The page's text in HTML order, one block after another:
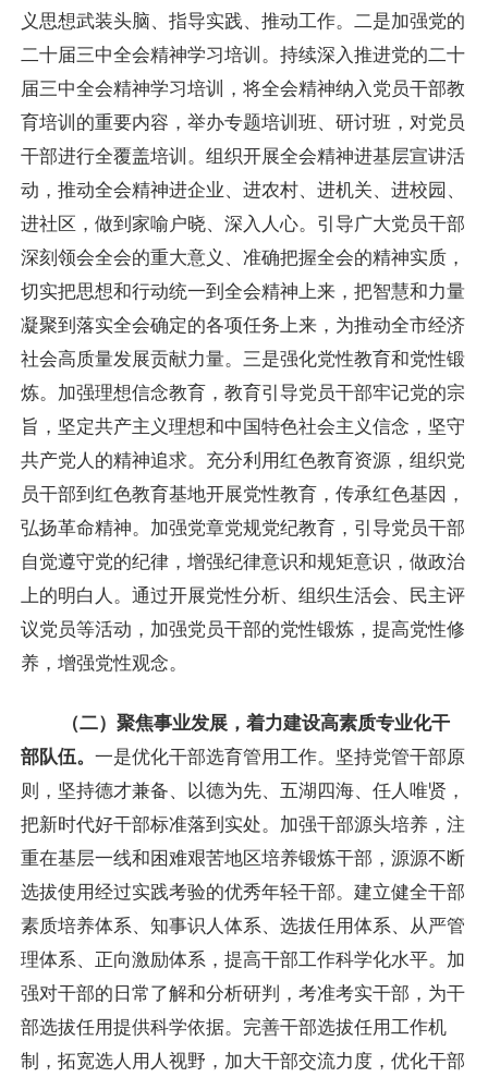
义思想武装头脑、指导实践、推动工作。二是加强党的
二十届三中全会精神学习培训。持续深入推进党的二十
届三中全会精神学习培训，将全会精神纳入党员干部教
育培训的重要内容，举办专题培训班、研讨班，对党员
干部进行全覆盖培训。组织开展全会精神进基层宣讲活
动，推动全会精神进企业、进农村、进机关、进校园、
进社区，做到家喻户晓、深入人心。引导广大党员干部
深刻领会全会的重大意义、准确把握全会的精神实质，
切实把思想和行动统一到全会精神上来，把智慧和力量
凝聚到落实全会确定的各项任务上来，为推动全市经济
社会高质量发展贡献力量。三是强化党性教育和党性锻
炼。加强理想信念教育，教育引导党员干部牢记党的宗
旨，坚定共产主义理想和中国特色社会主义信念，坚守
共产党人的精神追求。充分利用红色教育资源，组织党
员干部到红色教育基地开展党性教育，传承红色基因，
弘扬革命精神。加强党章党规党纪教育，引导党员干部
自觉遵守党的纪律，增强纪律意识和规矩意识，做政治
上的明白人。通过开展党性分析、组织生活会、民主评
议党员等活动，加强党员干部的党性锻炼，提高党性修
养，增强党性观念。
（二）聚焦事业发展，着力建设高素质专业化干
部队伍。 一是优化干部选育管用工作。坚持党管干部原
则，坚持德才兼备、以德为先、五湖四海、任人唯贤，
把新时代好干部标准落到实处。加强干部源头培养，注
重在基层一线和困难艰苦地区培养锻炼干部，源源不断
选拔使用经过实践考验的优秀年轻干部。建立健全干部
素质培养体系、知事识人体系、选拔任用体系、从严管
理体系、正向激励体系，提高干部工作科学化水平。加
强对干部的日常了解和分析研判，考准考实干部，为干
部选拔任用提供科学依据。完善干部选拔任用工作机
制，拓宽选人用人视野，加大干部交流力度，优化干部